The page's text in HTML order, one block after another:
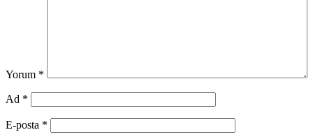
Yorum *
Ad *
E-posta *